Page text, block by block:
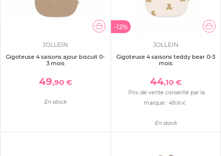
JOLLEIN
Gigoteuse 4 saisons ajour biscuit 0-
3 mois
49,90 €
En stock
-12%
JOLLEIN
Gigoteuse 4 saisons teddy bear 0-3
mois
44,10 €
Prix de vente conseillé par la
marque : 49,90 €
En stock